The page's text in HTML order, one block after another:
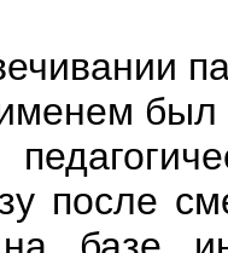
именем
после